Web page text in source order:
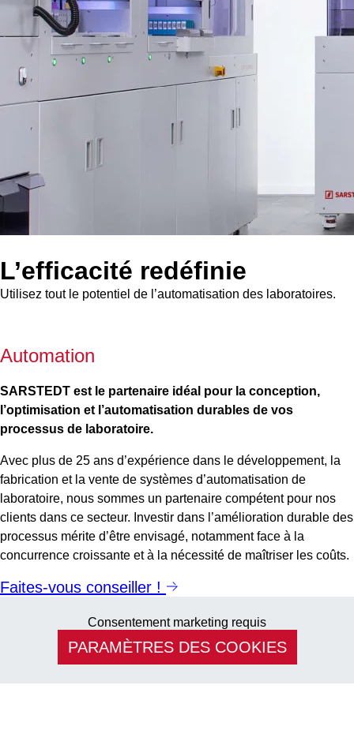
L’efficacité redéfinie
Utilisez tout le potentiel de l’automatisation des laboratoires.
Automation
SARSTEDT est le partenaire idéal pour la conception,
l’optimisation et l’automatisation durables de vos
processus de laboratoire.
Avec plus de 25 ans d’expérience dans le développement, la
fabrication et la vente de systèmes d’automatisation de
laboratoire, nous sommes un partenaire compétent pour nos
clients dans ce secteur. Investir dans l’amélioration durable des
processus mérite d’être envisagé, notamment face à la
concurrence croissante et à la nécessité de maîtriser les coûts.
Faites-vous conseiller !
Consentement marketing requis
PARAMÈTRES DES COOKIES